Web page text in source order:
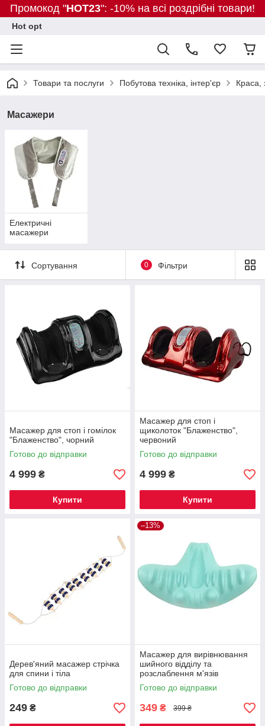
Промокод "HOT23": -10% на всі роздрібні товари!
Hot opt
Товари та послуги Побутова техніка, інтер'єр Краса,
Масажери
Електричні
масажери
Сортування 0 Фільтри
Масажер для стоп і гомілок
"Блаженство", чорний
Готово до відправки
4 999 ₴
Купити
Масажер для стоп і
щиколоток "Блаженство",
червоний
Готово до відправки
4 999 ₴
Купити
Дерев'яний масажер стрічка
для спини і тіла
Готово до відправки
249 ₴
–13%
Масажер для вирівнювання
шийного відділу та
розслаблення м'язів
жорсткий
Готово до відправки
349 ₴ 399 ₴